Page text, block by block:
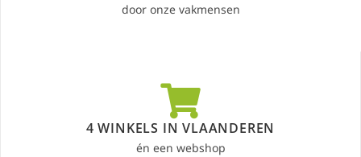
door onze vakmensen
4 WINKELS IN VLAANDEREN
én een webshop